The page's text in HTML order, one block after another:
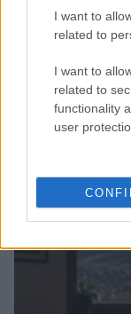
I want to
related to
I want to
related to
functionality
user
Noemi in